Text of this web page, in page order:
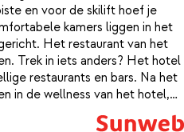
en voor de skilift hoef je
kamers liggen in het
Het restaurant van het
Trek in iets anders? Het hotel
restaurants en bars. Na het
in de wellness van het hotel,
een drankje drinken bij de bar.